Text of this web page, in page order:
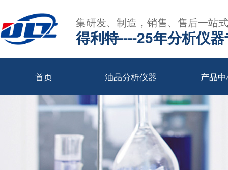
集研发、制造，销售、售后一站
得利特----25年分析仪
首页 油品分析仪器 产品